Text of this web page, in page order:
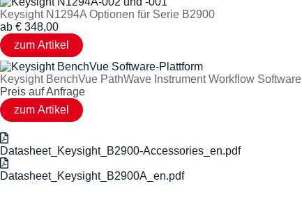
Keysight N1294A Optionen für Serie B2900
ab € 348,00
Keysight BenchVue PathWave Instrument Workflow Software
Preis auf Anfrage
Datasheet_Keysight_B2900-Accessories_en.pdf
Datasheet_Keysight_B2900A_en.pdf